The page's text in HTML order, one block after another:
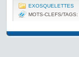
EXOSQUELETTES
MOTS-CLEFS/TAGS: